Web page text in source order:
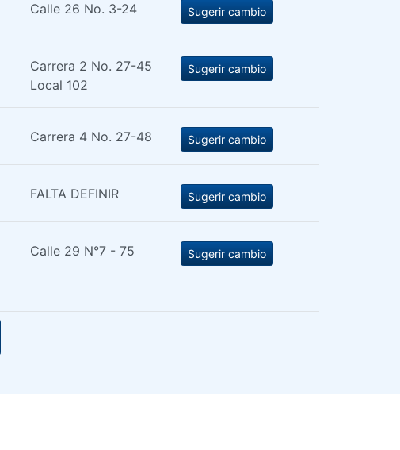
Calle 26 No. 3-24 Sugerir cambio
Carrera 2 No. 27-45
Local 102
Sugerir cambio
Carrera 4 No. 27-48 Sugerir cambio
FALTA DEFINIR Sugerir cambio
Calle 29 N°7 - 75 Sugerir cambio